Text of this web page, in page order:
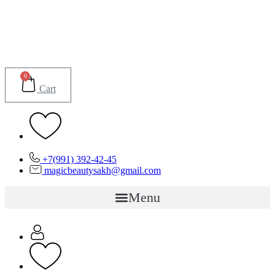
0
Cart
+7(991) 392-42-45
magicbeautysakh@gmail.com
Menu